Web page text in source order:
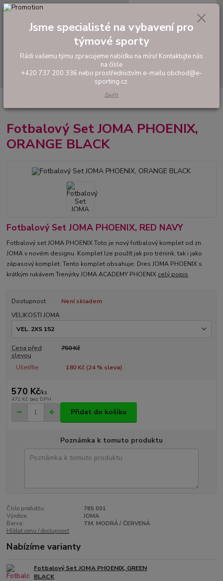
Hledat
tel: +420 737 200 336
0,00 Kč
Tréninkové oblečení
Fotbalový Set JOMA PHOENIX, ORANGE BLACK
Fotbalový Set JOMA PHOENIX,
ORANGE BLACK
Fotbalový Set JOMA PHOENIX, RED NAVY
Fotbalový set JOMA PHOENIX Toto je nový fotbalový komplet od zn.
JOMA v novém designu. Komplet lze použít jak pro trénink, tak i jako
zápasový komplet. Tento komplet obsahuje: Dres JOMA PHOENIX s
krátkým rukávem Trenýrky JOMA ACADEMY PHOENIX celý popis
Dostupnost
Není skladem
VELIKOSTI JOMA
Cena před
slevou
750 Kč
Ušetříte 180 Kč (24% sleva)
570 Kč/ks
471 Kč bez DPH
Přidat do košíku
Poznámka k tomuto produktu
Číslo produktu:
765 001
Výrobce:
JOMA
Barva:
TM. MODRÁ / ČERVENÁ
Hlídat cenu / dostupnost
Nabízíme varianty
Fotbalový Set JOMA PHOENIX, GREEN
BLACK
Jsme specialisté na vybavení pro
týmové sporty
Rádi vašemu týmu zpracujeme nabídku na míru! Kontaktujte nás
na čísle
+420 737 200 336 nebo prostřednictvím e-mailu obchod@e-
sporting.cz.
Zavřít